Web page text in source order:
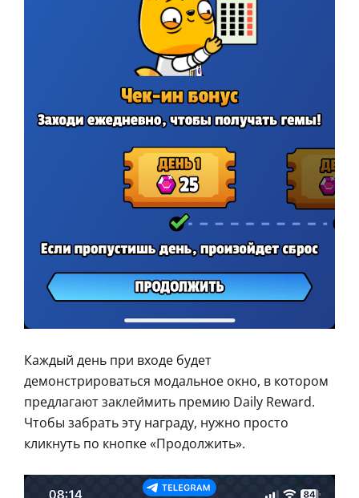
Каждый день при входе будет
демонстрироваться модальное окно, в котором
предлагают заклеймить премию Daily Reward.
Чтобы забрать эту награду, нужно просто
кликнуть по кнопке «Продолжить».